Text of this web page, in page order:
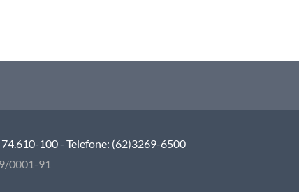
100 - Telefone: (62)3269-6500
0001-91